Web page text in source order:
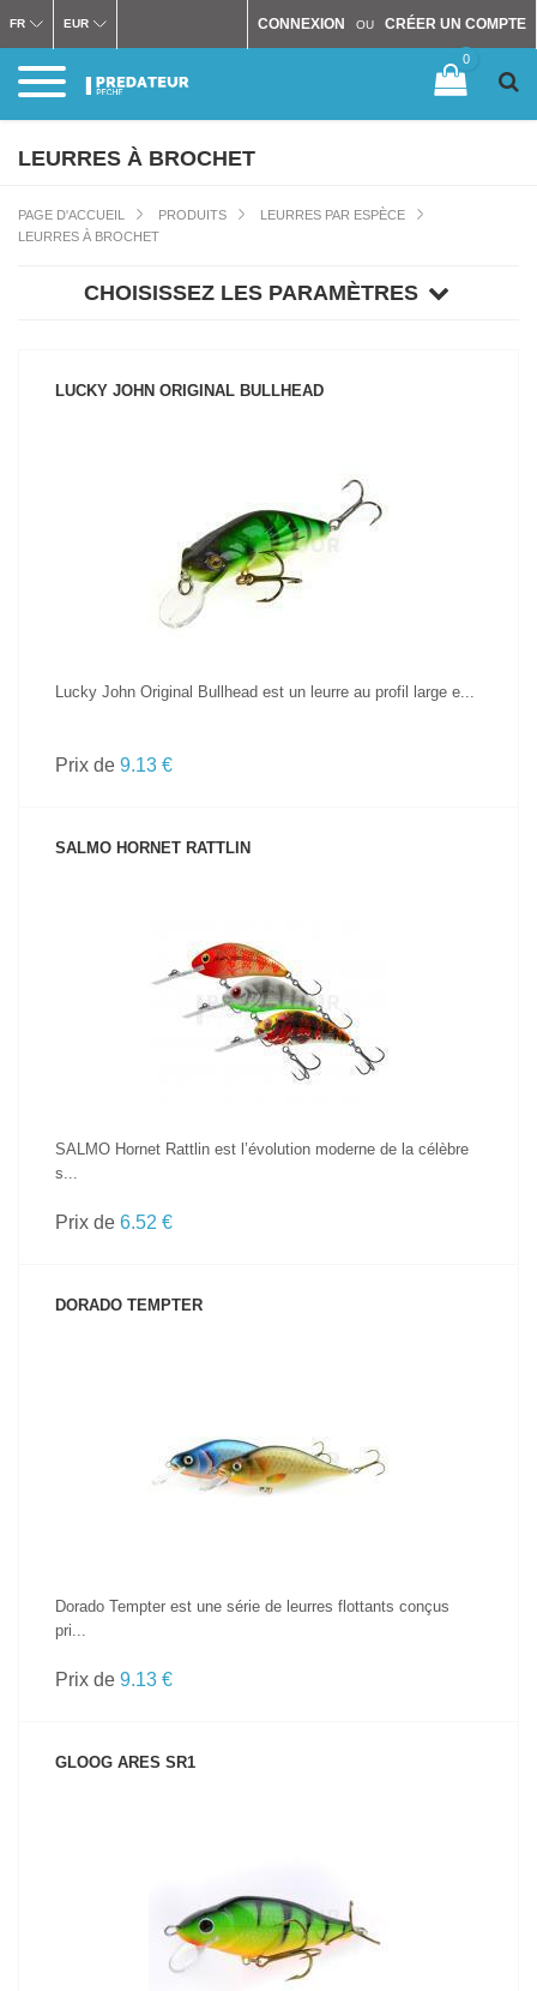
CONNEXION OU CRÉER UN COMPTE
FR EUR
0
LEURRES À BROCHET
PAGE D'ACCUEIL PRODUITS
LEURRES PAR ESPÈCE
LEURRES À BROCHET
CHOISISSEZ LES PARAMÈTRES
LUCKY JOHN ORIGINAL BULLHEAD
VOIR LE PRODUIT
Lucky John Original Bullhead est un leurre au profil large e...
Prix de 9.13 €
SALMO HORNET RATTLIN
VOIR LE PRODUIT
SALMO Hornet Rattlin est l’évolution moderne de la célèbre
s...
Prix de 6.52 €
DORADO TEMPTER
Dorado Tempter est une série de leurres flottants conçus
pri...
Prix de 9.13 €
GLOOG ARES SR1